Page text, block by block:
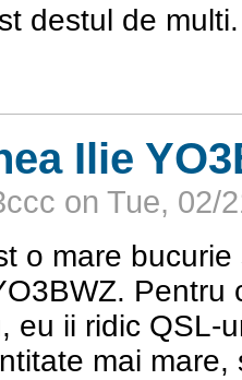
destul de
Ilie
on Tue, 02/
o mare
Pentru
eu ii ridic QSL-
mai